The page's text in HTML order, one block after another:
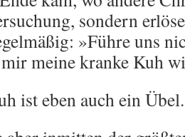
sondern
»Führe uns
meine kranke Kuh
ist eben auch ein Übel.